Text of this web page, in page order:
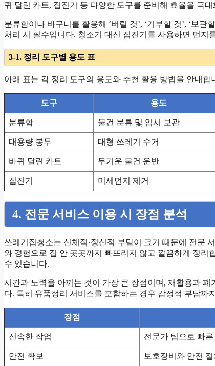
퀴 달린 카트, 집진기 등 다양한 도구를 준비해 효율을 극대
분류함이나 바구니를 활용해 ‘버릴 것’, ‘기부할 것’, ‘보
처리 시 필수입니다. 청소기 대신 집진기를 사용하면 먼지
3-1. 정리 도구별 용도 표
아래 표는 각 정리 도구의 용도와 추천 활용 방법을 안내
도구 용도
분류함 물건 분류 및 임시 보관
대용량 봉투 대형 쓰레기 수거
바퀴 달린 카트 무거운 물건 운반
집진기 미세먼지 제거
4. 전문 서비스 이용 시 장점 분석
쓰레기집청소는 신체적·정신적 부담이 크기 때문에 전문
와 경험으로 집 안 곳곳까지 빠뜨리지 않고 깔끔하게 정리
수 있습니다.
시간과 노력을 아끼는 것이 가장 큰 장점이며, 재활용과
다. 특히 유품정리 서비스를 포함하는 경우 감정적 부담까
장점
신속한 작업 전문가 팀으로 빠른
안전 확보 보호장비와 안전